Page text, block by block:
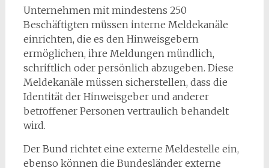
Unternehmen mit mindestens 250
Beschäftigten müssen interne Meldekanäle
einrichten, die es den Hinweisgebern
ermöglichen, ihre Meldungen mündlich,
schriftlich oder persönlich abzugeben. Diese
Meldekanäle müssen sicherstellen, dass die
Identität der Hinweisgeber und anderer
betroffener Personen vertraulich behandelt
wird.
Der Bund richtet eine externe Meldestelle ein,
ebenso können die Bundesländer externe